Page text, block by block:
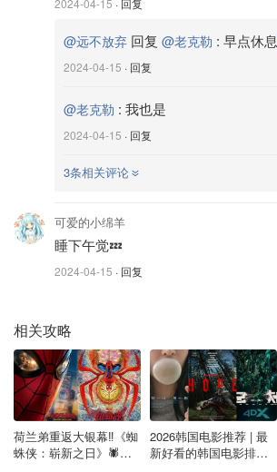
2024-04-15 · 回复
@远不放弃 回复 @老克勒 : 早点休息
2024-04-15 · 回复
@老克勒 : 我也是
2024-04-15 · 回复
3条相关评论
可爱的小绵羊
睡下午觉💤
2024-04-15 · 回复
相关攻略
荷兰弟重返大银幕‼️《蜘
蛛侠：崭新之日》🕷️北
2026韩国电影推荐 | 最
新好看的韩国电影排行